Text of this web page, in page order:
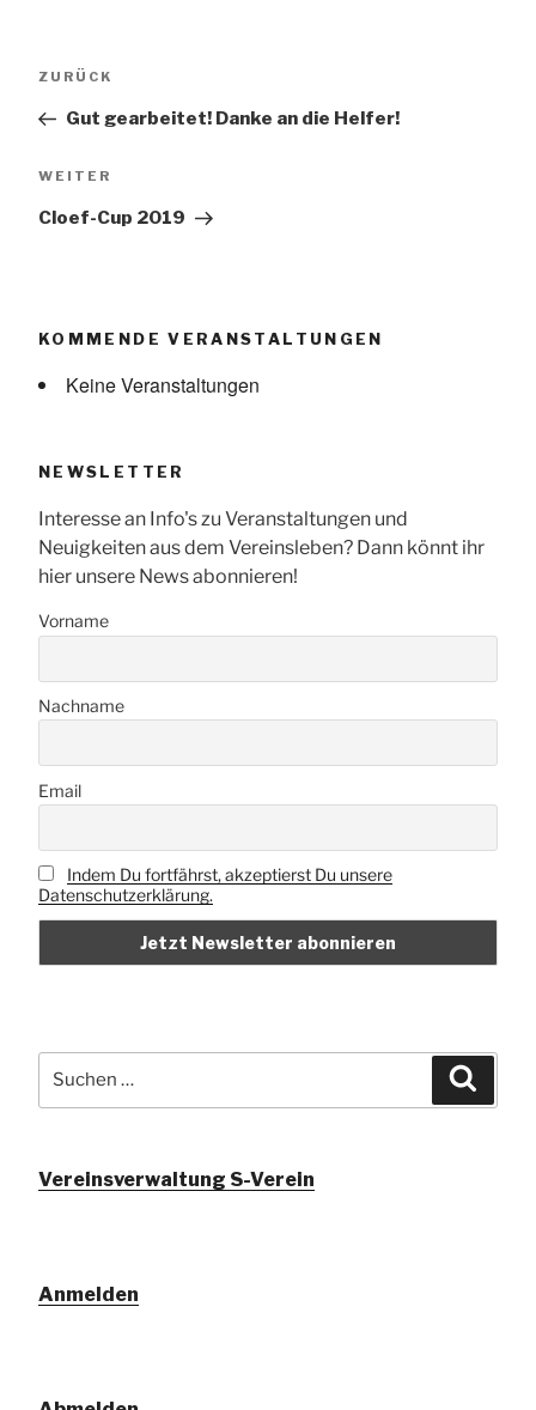
Vorheriger
ZURÜCK
Gut gearbeitet! Danke an die Helfer!
Nächster
WEITER
Cloef-Cup 2019
KOMMENDE VERANSTALTUNGEN
Keine Veranstaltungen
NEWSLETTER
Interesse an Info's zu Veranstaltungen und
Neuigkeiten aus dem Vereinsleben? Dann könnt ihr
hier unsere News abonnieren!
Vorname
Nachname
Email
Indem Du fortfährst, akzeptierst Du unsere
Datenschutzerklärung.
nach:
Vereinsverwaltung S-Verein
Anmelden